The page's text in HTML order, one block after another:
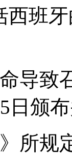
西班
导致
日颁
所规